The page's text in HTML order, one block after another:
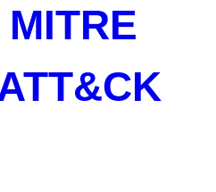
MITRE